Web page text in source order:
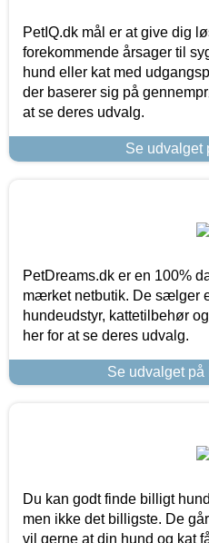
PetIQ.dk mål er at give dig
forekommende årsager til
hund eller kat med
der baserer sig på
at se deres udvalg.
Se udvalget
PetDreams.dk er en 100%
mærket netbutik. De sælger
hundeudstyr, kattetilbehør
her for at se deres udvalg.
Se udvalget på
Du kan godt finde billigt
men ikke det billigste. De
vil gerne at din hund og kat